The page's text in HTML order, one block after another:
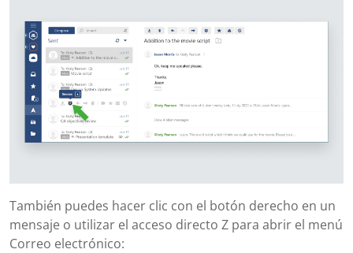
También puedes hacer clic con el botón derecho en un
mensaje o utilizar el acceso directo Z para abrir el menú
Correo electrónico: